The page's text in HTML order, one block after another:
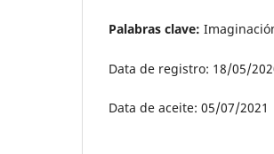
Palabras clave:
Data de registro: 18/05/
Data de aceite: 05/07/2021